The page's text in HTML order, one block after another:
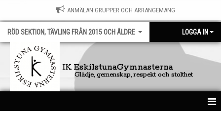
ANMÄLAN GRUPPER OCH ARRANGEMANG
RÖD SEKTION, TÄVLING FRÅN 2015 OCH ÄLDRE LOGGA IN
IK EskilstunaGymnasterna
Glädje, gemenskap, respekt och stolthet